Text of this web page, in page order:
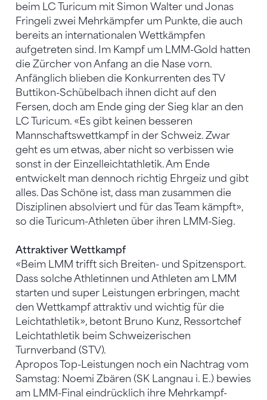
beim LC Turicum mit Simon Walter und Jonas
Fringeli zwei Mehrkämpfer um Punkte, die auch
bereits an internationalen Wettkämpfen
aufgetreten sind. Im Kampf um LMM-Gold hatten
die Zürcher von Anfang an die Nase vorn.
Anfänglich blieben die Konkurrenten des TV
Buttikon-Schübelbach ihnen dicht auf den
Fersen, doch am Ende ging der Sieg klar an den
LC Turicum. «Es gibt keinen besseren
Mannschaftswettkampf in der Schweiz. Zwar
geht es um etwas, aber nicht so verbissen wie
sonst in der Einzelleichtathletik. Am Ende
entwickelt man dennoch richtig Ehrgeiz und gibt
alles. Das Schöne ist, dass man zusammen die
Disziplinen absolviert und für das Team kämpft»,
so die Turicum-Athleten über ihren LMM-Sieg.
Attraktiver Wettkampf
«Beim LMM trifft sich Breiten- und Spitzensport.
Dass solche Athletinnen und Athleten am LMM
starten und super Leistungen erbringen, macht
den Wettkampf attraktiv und wichtig für die
Leichtathletik», betont Bruno Kunz, Ressortchef
Leichtathletik beim Schweizerischen
Turnverband (STV).
Apropos Top-Leistungen noch ein Nachtrag vom
Samstag: Noemi Zbären (SK Langnau i. E.) bewies
am LMM-Final eindrücklich ihre Mehrkampf-